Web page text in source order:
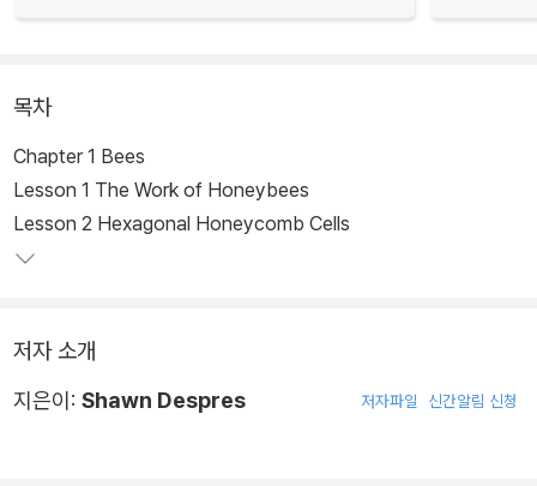
목차
Chapter 1 Bees
Lesson 1 The Work of Honeybees
Lesson 2 Hexagonal Honeycomb Cells
저자 소개
지은이: Shawn Despres 저자파일 신간알림 신청